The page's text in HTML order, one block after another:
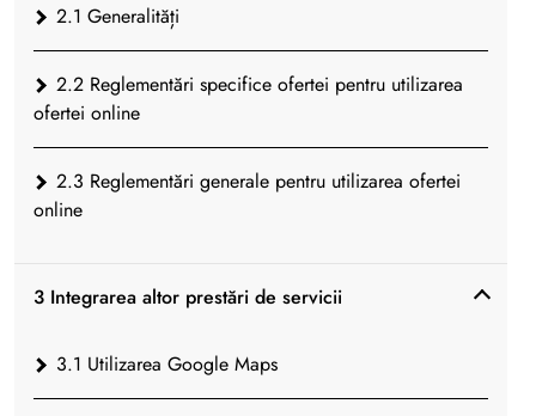
2.1 Generalități
2.2 Reglementări specifice ofertei pentru utilizarea
ofertei online
2.3 Reglementări generale pentru utilizarea ofertei
online
3 Integrarea altor prestări de servicii
3.1 Utilizarea Google Maps